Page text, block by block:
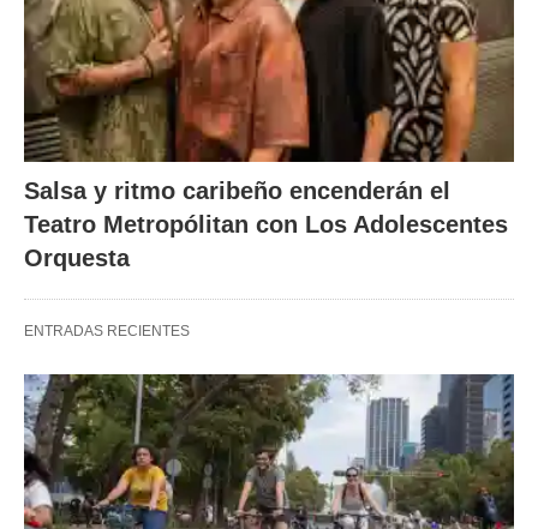
Salsa y ritmo caribeño encenderán el
Teatro Metropólitan con Los Adolescentes
Orquesta
ENTRADAS RECIENTES